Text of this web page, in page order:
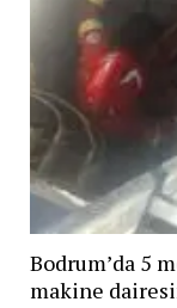
Bodrum’da 5
makine